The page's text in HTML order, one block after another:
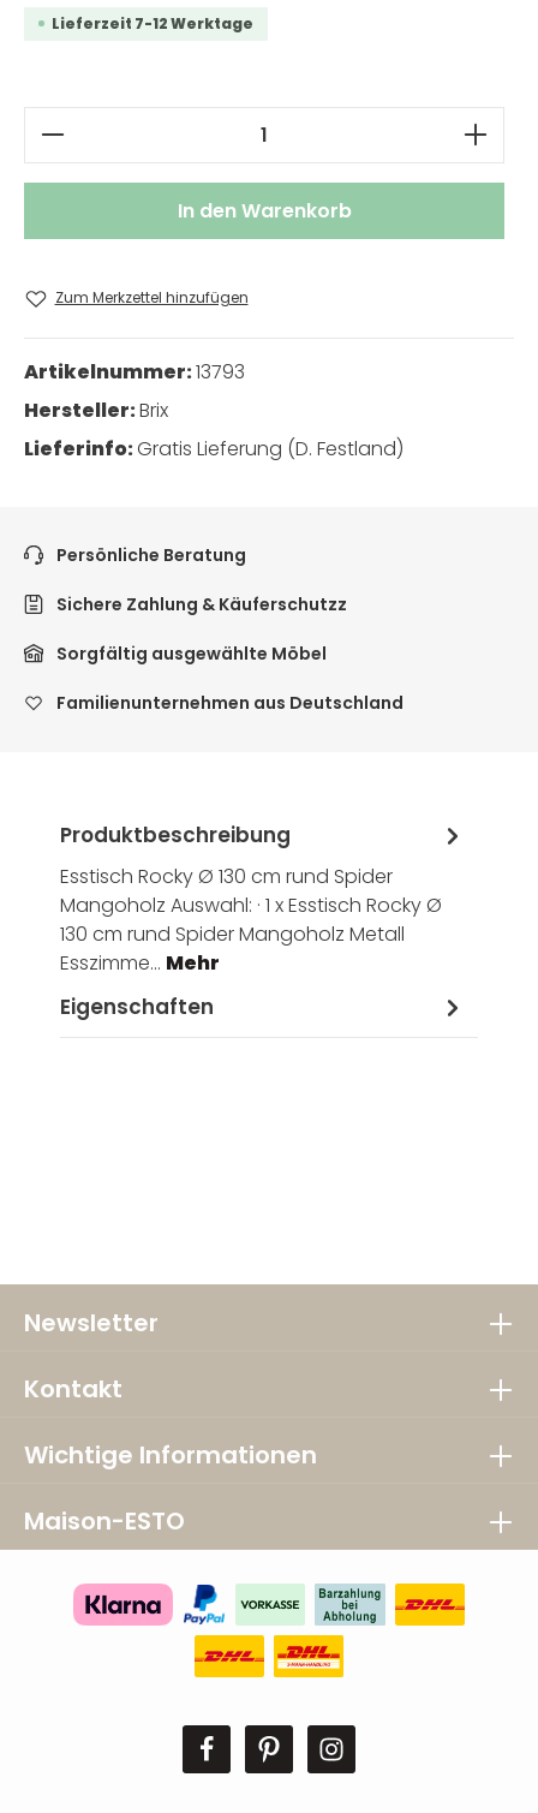
Lieferzeit 7-12 Werktage
Produkt Anzahl: Gib den
In den Warenkorb
Zum Merkzettel hinzufügen
Artikelnummer:13793
Hersteller:Brix
Lieferinfo:Gratis Lieferung (D. Festland)
Persönliche Beratung
Sichere Zahlung & Käuferschutzz
Sorgfältig ausgewählte Möbel
Familienunternehmen aus Deutschland
Produktbeschreibung
Esstisch Rocky Ø 130 cm rund Spider
Mangoholz Auswahl: · 1 x Esstisch Rocky Ø
130 cm rund Spider Mangoholz Metall
Esszimme… Mehr
Eigenschaften
Newsletter
Kontakt
Wichtige Informationen
Maison-ESTO